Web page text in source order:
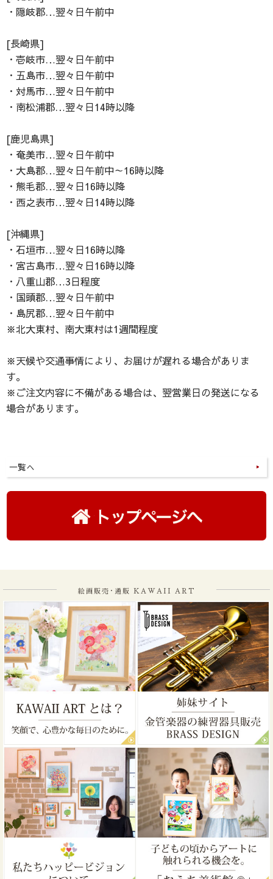
・隠岐郡…翌々日午前中
[長崎県]
・壱岐市…翌々日午前中
・五島市…翌々日午前中
・対馬市…翌々日午前中
・南松浦郡…翌々日14時以降
[鹿児島県]
・奄美市…翌々日午前中
・大島郡…翌々日午前中～16時以降
・熊毛郡…翌々日16時以降
・西之表市…翌々日14時以降
[沖縄県]
・石垣市…翌々日16時以降
・宮古島市…翌々日16時以降
・八重山郡…3日程度
・国頭郡…翌々日午前中
・島尻郡…翌々日午前中
※北大東村、南大東村は1週間程度
※天候や交通事情により、お届けが遅れる場合がありま
す。
※ご注文内容に不備がある場合は、翌営業日の発送になる
場合があります。
一覧へ
絵画販売･通販 KAWAII ART